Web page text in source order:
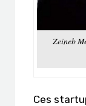
Zeineb
Ces